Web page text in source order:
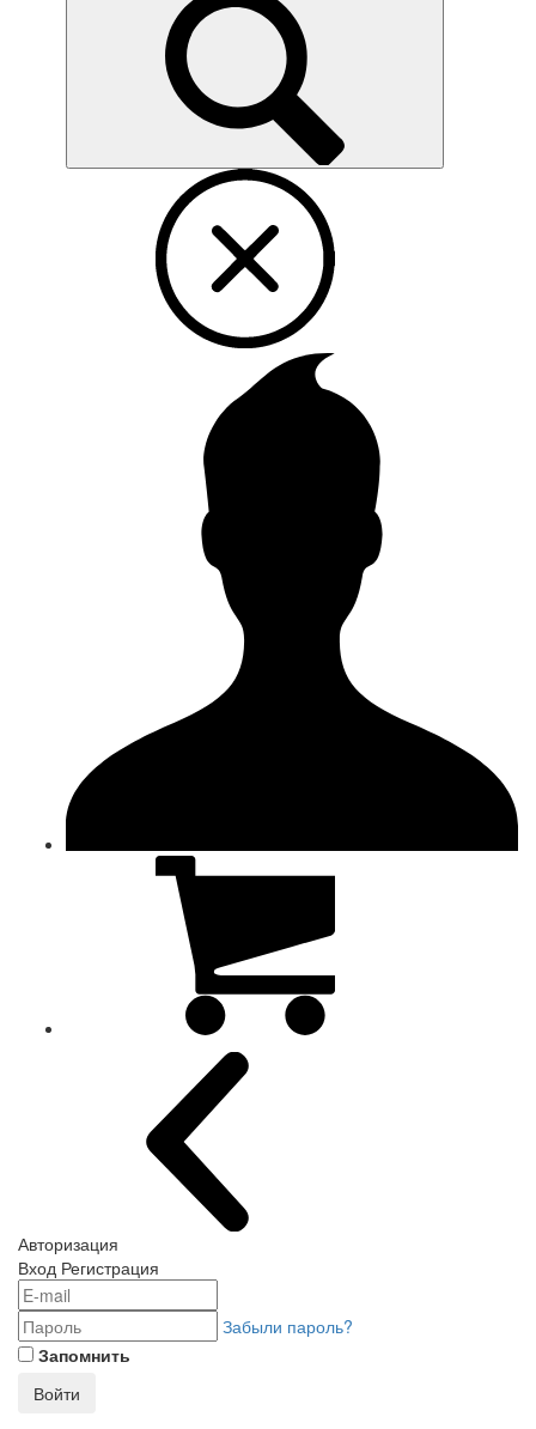
Авторизация
Вход Регистрация
Забыли пароль?
Запомнить
Войти